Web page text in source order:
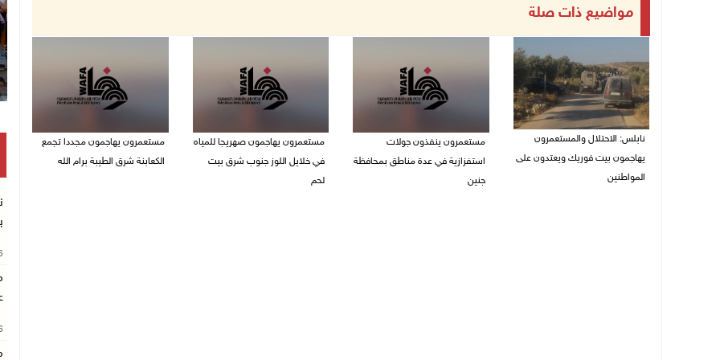
مواضيع ذات صلة
نابلس: الاحتلال والمستعمرون
يهاجمون بيت فوريك ويعتدون على
المواطنين
مستعمرون ينفذون جولات
استفزازية في عدة مناطق بمحافظة
جنين
مستعمرون يهاجمون صهريجا للمياه
في خلايل اللوز جنوب شرق بيت
لحم
مستعمرون يهاجمون مجددا تجمع
الكعابنة شرق الطيبة برام الله